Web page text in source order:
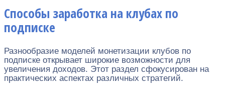
Способы заработка на клубах по
подписке
Разнообразие моделей монетизации клубов по
подписке открывает широкие возможности для
увеличения доходов. Этот раздел сфокусирован на
практических аспектах различных стратегий.